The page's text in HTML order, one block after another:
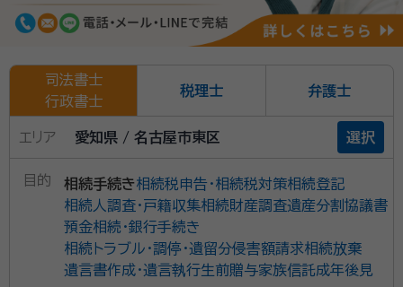
司法書士
行政書士
税理士 弁護士
エリア 愛知県 / 名古屋市東区 選択
目的 相続手続き相続税申告・相続税対策相続登記
相続人調査・戸籍収集相続財産調査遺産分割協議書
預金相続・銀行手続き
相続トラブル・調停・遺留分侵害額請求相続放棄
遺言書作成・遺言執行生前贈与家族信託成年後見